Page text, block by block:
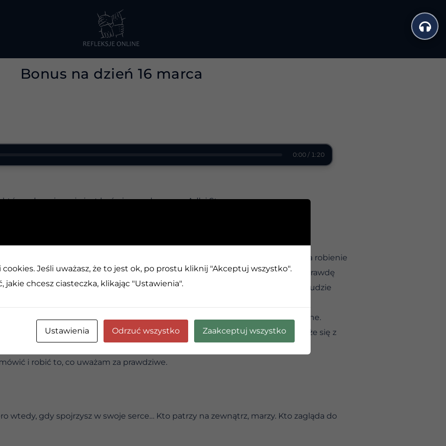
Bonus na dzień 16 marca
0:00 / 1:20
którym bezpiecznie jest być niepopularnym. – Adlai Stevenson
powiedział lub zrobił coś, co sprawi, że będę „niepopularny”. To jest część
wcale nie oznacza zawsze mieć rację!
spełnianie oczekiwań ludzi, na mówienie tego, co ludzie chcieli usłyszeć, na robienie
aby nie wywoływać zgorszenia. Bałem się, że jeśli powiem to, co naprawdę
poczucie własnej wartości było drugorzędne w stosunku do tego, co inni ludzie
kochać siebie na tyle, by mówić to, w co wierzę i robić to, co uważam za słuszne.
obliczu niesprawiedliwości lub nałogów innych. Mój duchowy program wiąże się z
i robić to, co uważam za prawdziwe.
wtedy, gdy spojrzysz w swoje serce… Kto patrzy na zewnątrz, marzy. Kto zagląda do
Jeśli uważasz, że to jest ok, po prostu kliknij "Akceptuj wszystko".
jakie chcesz ciasteczka, klikając "Ustawienia".
Ustawienia Odrzuć wszystko Zaakceptuj wszystko